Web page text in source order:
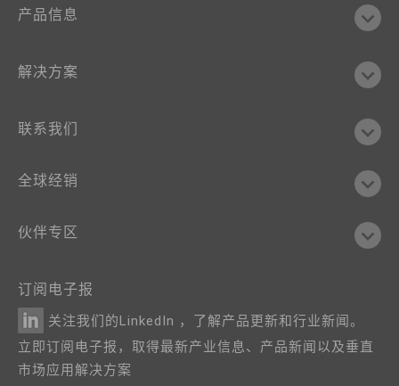
产品信息
解决方案
联系我们
全球经销
伙伴专区
订阅电子报
关注我们的LinkedIn ，了解产品更新和行业新闻。
立即订阅电子报，取得最新产业信息、产品新闻以及垂直
市场应用解决方案